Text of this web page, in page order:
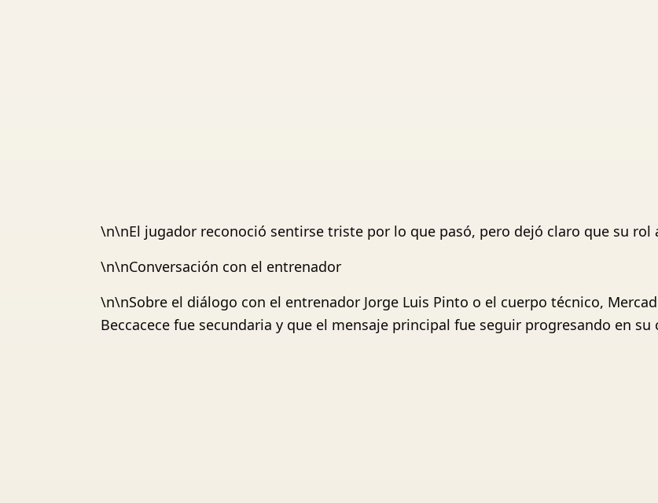
\n\nEl jugador reconoció sentirse triste por lo que pasó, pero dejó claro que su rol
\n\nConversación con el entrenador
\n\nSobre el diálogo con el entrenador Jorge Luis Pinto o el cuerpo técnico,
Beccacece fue secundaria y que el mensaje principal fue seguir progresando en su